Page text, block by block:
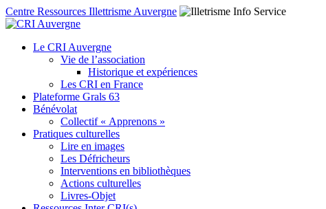
Centre Ressources Illettrisme Auvergne
Le CRI Auvergne
Vie de l’association
Historique et expériences
Les CRI en France
Plateforme Grals 63
Bénévolat
Collectif « Apprenons »
Pratiques culturelles
Lire en images
Les Défricheurs
Interventions en bibliothèques
Actions culturelles
Livres-Objet